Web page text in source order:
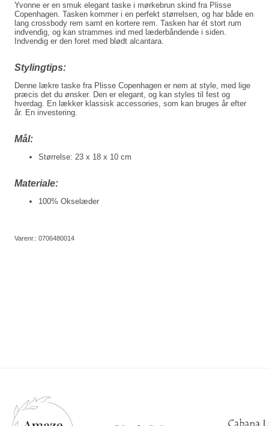
Yvonne er en smuk elegant taske i mørkebrun skind fra Plisse
Copenhagen. Tasken kommer i en perfekt størrelsen, og har både en
lang crossbody rem samt en kortere rem. Tasken har ét stort rum
indvendig, og kan strammes ind med læderbåndende i siden.
Indvendig er den foret med blødt alcantara.
Stylingtips:
Denne lækre taske fra Plisse Copenhagen er nem at style, med lige
præcis det du ønsker. Den er elegant, og kan styles til fest og
hverdag. En lækker klassisk accessories, som kan bruges år efter
år. En investering.
Mål:
Størrelse: 23 x 18 x 10 cm
Materiale:
100% Okselæder
Varenr.: 0706480014